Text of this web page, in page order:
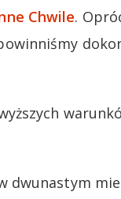
Chwile.
dwunastym